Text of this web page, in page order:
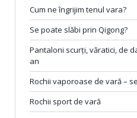
Cum ne îngrijim tenul vara?
Se poate slăbi prin Qigong?
Pantaloni scurți, văratici, de
an
Rochii vaporoase de vară –
Rochii sport de vară